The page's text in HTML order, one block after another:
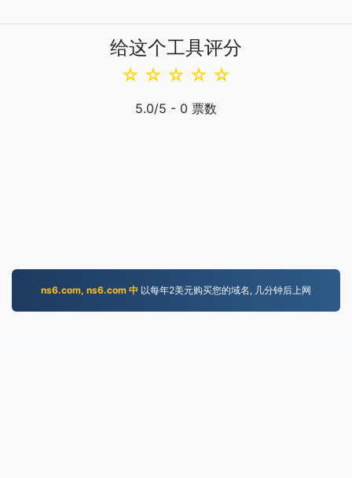
给这个工具评分
☆
☆
☆
☆
☆
5.0/5 - 0 票数
ns6.com, ns6.com 中 以每年2美元购买您的域名, 几分钟后上网